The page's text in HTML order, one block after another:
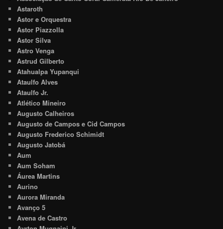
Astaroth
Astor e Orquestra
Astor Piazzolla
Astor Silva
Astro Venga
Astrud Gilberto
Atahualpa Yupanqui
Ataulfo Alves
Ataulfo Jr.
Atlético Mineiro
Augusto Calheiros
Augusto de Campos e Cid Campos
Augusto Frederico Schimidt
Augusto Jatobá
Aum
Aum Soham
Áurea Martins
Aurino
Aurora Miranda
Avanço 5
Avena de Castro